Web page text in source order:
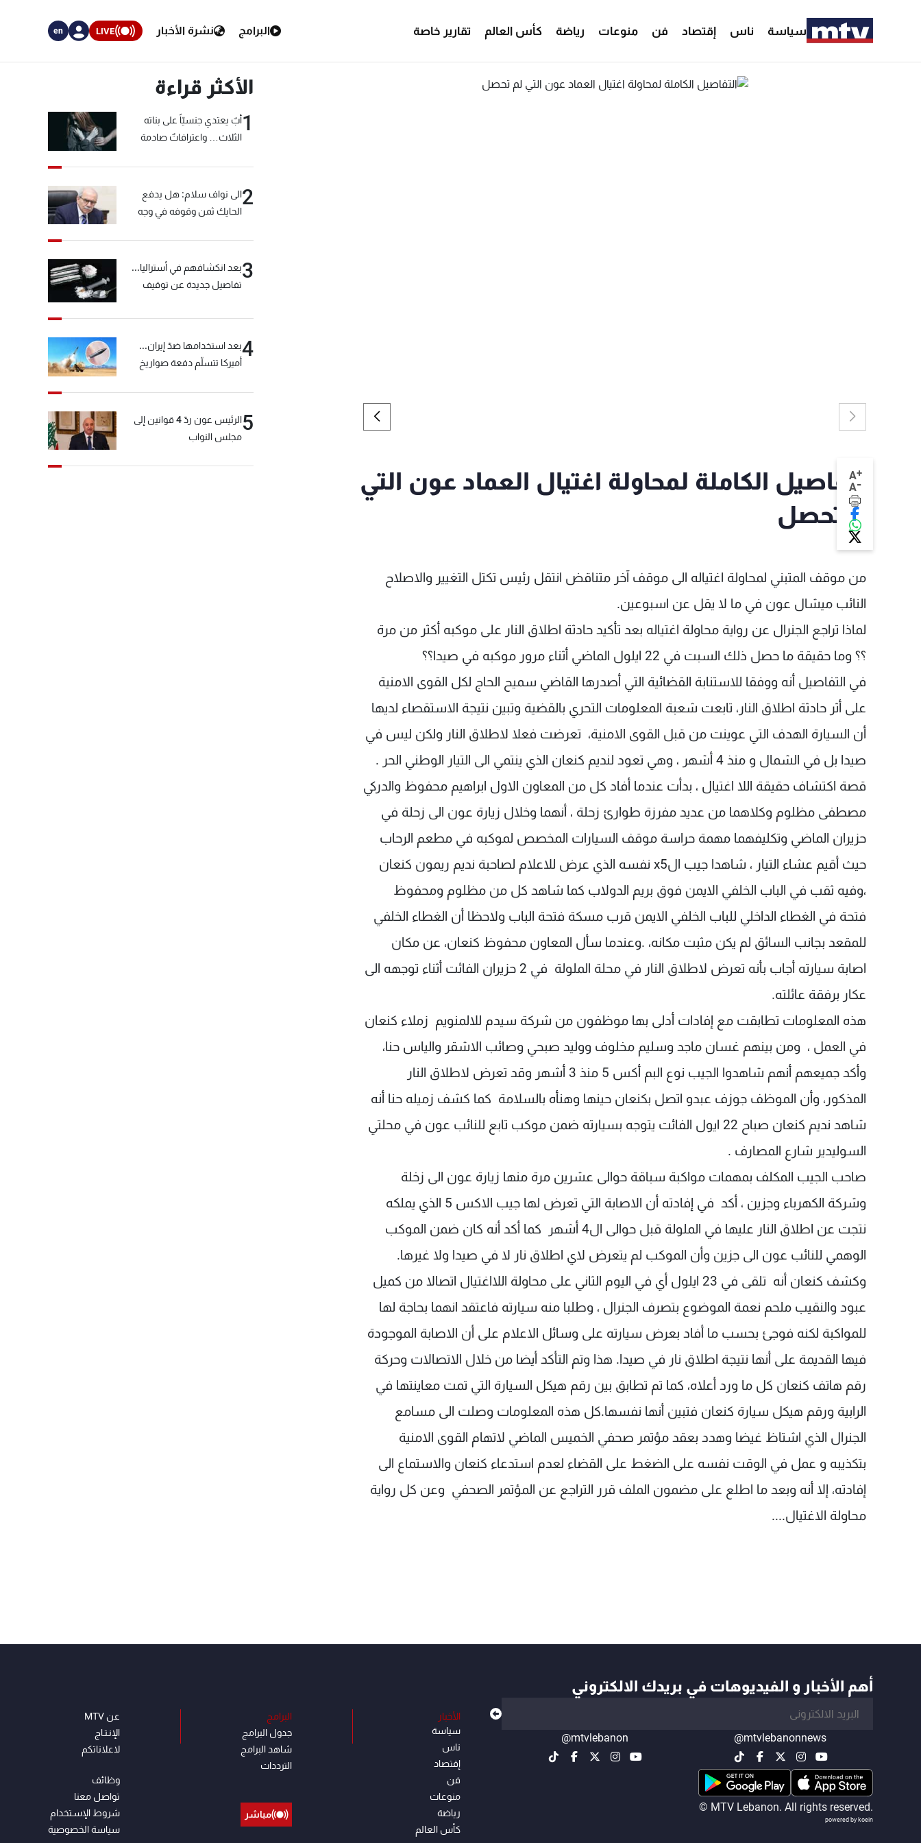
سياسة ناس إقتصاد فن منوعات رياضة كأس العالم تقارير خاصة البرامج نشرة الأخبار LIVE
en
A+
A-
التفاصيل الكاملة لمحاولة اغتيال العماد عون التي
لم تحصل
من موقف المتبني لمحاولة اغتياله الى موقف آخر متناقض انتقل رئيس تكتل التغيير والاصلاح
النائب ميشال عون في ما لا يقل عن اسبوعين.
لماذا تراجع الجنرال عن رواية محاولة اغتياله بعد تأكيد حادثة اطلاق النار على موكبه أكثر من مرة
؟؟ وما حقيقة ما حصل ذلك السبت في 22 ايلول الماضي أثناء مرور موكبه في صيدا؟؟
في التفاصيل أنه ووفقا للاستنابة القضائية التي أصدرها القاضي سميح الحاج لكل القوى الامنية
على أثر حادثة اطلاق النار، تابعت شعبة المعلومات التحري بالقضية وتبين نتيجة الاستقصاء لديها
أن السيارة الهدف التي عوينت من قبل القوى الامنية، تعرضت فعلا لاطلاق النار ولكن ليس في
صيدا بل في الشمال و منذ 4 أشهر ، وهي تعود لنديم كنعان الذي ينتمي الى التيار الوطني الحر .
قصة اكتشاف حقيقة اللا اغتيال ، بدأت عندما أفاد كل من المعاون الاول ابراهيم محفوظ والدركي
مصطفى مظلوم وكلاهما من عديد مفرزة طوارئ زحلة ، أنهما وخلال زيارة عون الى زحلة في
حزيران الماضي وتكليفهما مهمة حراسة موقف السيارات المخصص لموكبه في مطعم الرحاب
حيث أقيم عشاء التيار ، شاهدا جيب الx5 نفسه الذي عرض للاعلام لصاحبة نديم ريمون كنعان
،وفيه ثقب في الباب الخلفي الايمن فوق بريم الدولاب كما شاهد كل من مظلوم ومحفوظ
فتحة في الغطاء الداخلي للباب الخلفي الايمن قرب مسكة فتحة الباب ولاحظا أن الغطاء الخلفي
للمقعد بجانب السائق لم يكن مثبت مكانه، .وعندما سأل المعاون محفوظ كنعان، عن مكان
اصابة سيارته أجاب بأنه تعرض لاطلاق النار في محلة الملولة في 2 حزيران الفائت أثناء توجهه الى
عكار برفقة عائلته.
هذه المعلومات تطابقت مع إفادات أدلى بها موظفون من شركة سيدم للالمنويم زملاء كنعان
في العمل ، ومن بينهم غسان ماجد وسليم مخلوف ووليد صبحي وصائب الاشقر والياس حنا،
وأكد جميعهم أنهم شاهدوا الجيب نوع البم أكس 5 منذ 3 أشهر وقد تعرض لاطلاق النار
المذكور، وأن الموظف جوزف عبدو اتصل بكنعان حينها وهنأه بالسلامة كما كشف زميله حنا أنه
شاهد نديم كنعان صباح 22 ايول الفائت يتوجه بسيارته ضمن موكب تابع للنائب عون في محلتي
السوليدير شارع المصارف .
صاحب الجيب المكلف بمهمات مواكبة سباقة حوالى عشرين مرة منها زيارة عون الى زخلة
وشركة الكهرباء وجزين ، أكد في إفادته أن الاصابة التي تعرض لها جيب الاكس 5 الذي يملكه
نتجت عن اطلاق النار عليها في الملولة قبل حوالى ال4 أشهر كما أكد أنه كان ضمن الموكب
الوهمي للنائب عون الى جزين وأن الموكب لم يتعرض لاي اطلاق نار لا في صيدا ولا غيرها.
وكشف كنعان أنه تلقى في 23 ايلول أي في اليوم الثاني على محاولة اللااغتيال اتصالا من كميل
عبود والنقيب ملحم نعمة الموضوع بتصرف الجنرال ، وطلبا منه سيارته فاعتقد انهما بحاجة لها
للمواكبة لكنه فوجئ بحسب ما أفاد بعرض سيارته على وسائل الاعلام على أن الاصابة الموجودة
فيها القديمة على أنها نتيجة اطلاق نار في صيدا. هذا وتم التأكد أيضا من خلال الاتصالات وحركة
رقم هاتف كنعان كل ما ورد أعلاه، كما تم تطابق بين رقم هيكل السيارة التي تمت معاينتها في
الرابية ورقم هيكل سيارة كنعان فتبين أنها نفسها.كل هذه المعلومات وصلت الى مسامع
الجنرال الذي اشتاظ غيضا وهدد بعقد مؤتمر صحفي الخميس الماضي لاتهام القوى الامنية
بتكذيبه و عمل في الوقت نفسه على الضغط على القضاء لعدم استدعاء كنعان والاستماع الى
إفادته، إلا أنه وبعد ما اطلع على مضمون الملف قرر التراجع عن المؤتمر الصحفي وعن كل رواية
محاولة الاغتيال....
الأكثر قراءة
1أبٌ يعتدي جنسيّاً على بناته
الثلاث… واعترافاتٌ صادمة
2الى نواف سلام: هل يدفع
الحايك ثمن وقوفه في وجه
3بعد انكشافهم في أستراليا...
تفاصيل جديدة عن توقيف
4بعد استخدامها ضدّ إيران...
أميركا تتسلّم دفعة صواريخ
5
الرئيس عون ردّ 4 قوانين إلى
مجلس النواب
أهم الأخبار و الفيديوهات في بريدك الالكتروني
@mtvlebanonnews
@mtvlebanon
© MTV Lebanon. All rights reserved.
powered by koein
الأخبار
سياسة
ناس
إقتصاد
فن
منوعات
رياضة
كأس العالم
البرامج
جدول البرامج
شاهد البرامج
الترددات
مباشر
عن MTV
الإنـتـاج
لاعلاناتكم
وظائف
تواصل معنا
شروط الإسـتخدام
سياسة الخصوصية